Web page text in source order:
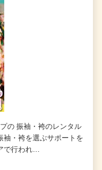
の 振袖・袴のレンタル
袖・袴を選ぶサポートを
で行われ…